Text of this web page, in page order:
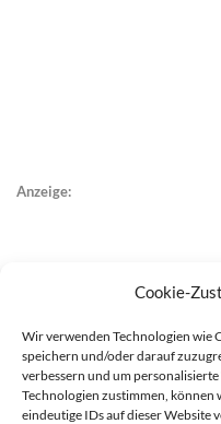
Cookie-
Wir verwenden Technologien wie
speichern und/oder darauf
verbessern und um
Technologien zustimmen, können
eindeutige IDs auf dieser Website
Anzeige: